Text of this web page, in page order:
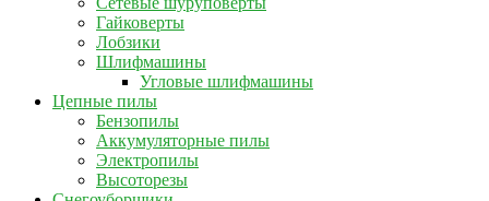
Гайковерты
Лобзики
Шлифмашины
Угловые шлифмашины
Цепные пилы
Бензопилы
Аккумуляторные пилы
Электропилы
Высоторезы